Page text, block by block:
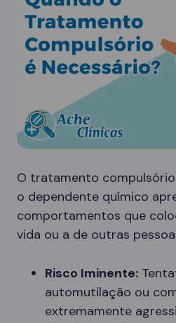
O tratamento
o dependente químico
comportamentos que
vida ou a de outras
Risco Iminente:
automutilação ou
extremamente